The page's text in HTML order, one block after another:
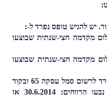
מקדמה חצי-שנתית שבוצעו
מקדמה חצי-שנתית שבוצעו
אם לא נוכה מס במקור – על המשרד לרשום סמל עסקה 65 ובקוד
56 תאריך תום התקופה ממנה נבעו הרווחים: 30.6.2014 או